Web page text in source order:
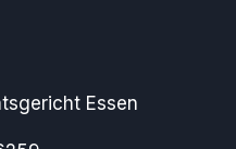
Essen